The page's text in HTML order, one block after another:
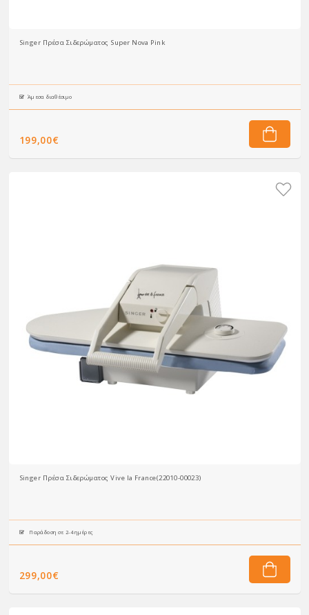
Singer Πρέσα Σιδερώματος Super Nova Pink
Άμεσα διαθέσιμο
199,00€
Singer Πρέσα Σιδερώματος Vive la France(22010-00023)
Παράδοση σε 2-4 ημέρες
299,00€